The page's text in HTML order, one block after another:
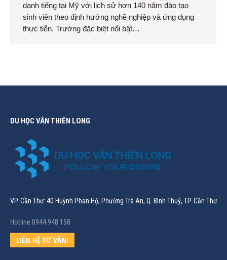
danh tiếng tại Mỹ với lịch sử hơn 140 năm đào tạo
sinh viên theo định hướng nghề nghiệp và ứng dụng
thực tiễn. Trường đặc biệt nổi bật…
DU HỌC VÂN THIÊN LONG
VP. Cần Thơ: 40 Huỳnh Phan Hộ, Phường Trà An, Q. Bình Thuỷ, TP. Cần Thơ
Hotline 0944 948 158
LIÊN HỆ TƯ VẤN!